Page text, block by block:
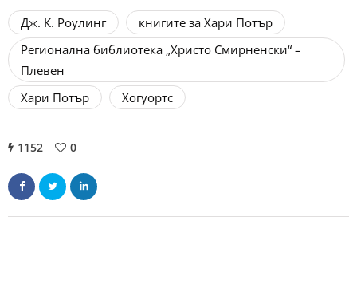
Дж. К. Роулинг
книгите за Хари Потър
Регионална библиотека „Христо Смирненски“ –
Плевен
Хари Потър
Хогуортс
1152 0